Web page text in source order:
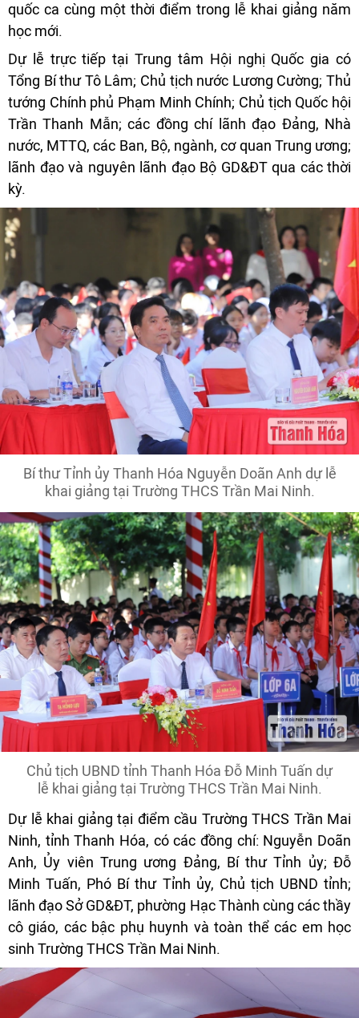
quốc ca cùng một thời điểm trong lễ khai giảng năm
học mới.
Dự lễ trực tiếp tại Trung tâm Hội nghị Quốc gia có
Tổng Bí thư Tô Lâm; Chủ tịch nước Lương Cường; Thủ
tướng Chính phủ Phạm Minh Chính; Chủ tịch Quốc hội
Trần Thanh Mẫn; các đồng chí lãnh đạo Đảng, Nhà
nước, MTTQ, các Ban, Bộ, ngành, cơ quan Trung ương;
lãnh đạo và nguyên lãnh đạo Bộ GD&ĐT qua các thời
kỳ.
Bí thư Tỉnh ủy Thanh Hóa Nguyễn Doãn Anh dự lễ
khai giảng tại Trường THCS Trần Mai Ninh.
Chủ tịch UBND tỉnh Thanh Hóa Đỗ Minh Tuấn dự
lễ khai giảng tại Trường THCS Trần Mai Ninh.
Dự lễ khai giảng tại điểm cầu Trường THCS Trần Mai
Ninh, tỉnh Thanh Hóa, có các đồng chí: Nguyễn Doãn
Anh, Ủy viên Trung ương Đảng, Bí thư Tỉnh ủy; Đỗ
Minh Tuấn, Phó Bí thư Tỉnh ủy, Chủ tịch UBND tỉnh;
lãnh đạo Sở GD&ĐT, phường Hạc Thành cùng các thầy
cô giáo, các bậc phụ huynh và toàn thể các em học
sinh Trường THCS Trần Mai Ninh.